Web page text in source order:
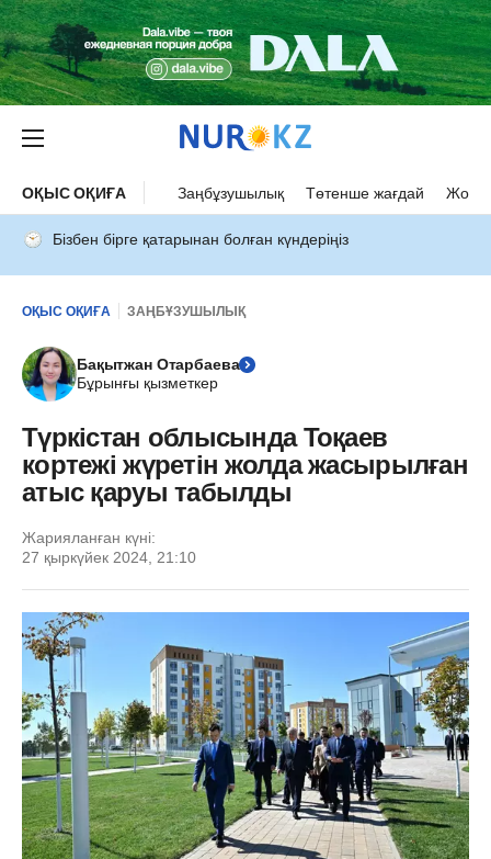
ОҚЫС ОҚИҒА Заңбұзушылық Төтенше жағдай Жол
Бізбен бірге қатарынан болған күндеріңіз
ОҚЫС ОҚИҒА ЗАҢБҰЗУШЫЛЫҚ
Бақытжан Отарбаева
Бұрынғы қызметкер
Түркістан облысында Тоқаев
кортежі жүретін жолда жасырылған
атыс қаруы табылды
Жарияланған күні:
27 қыркүйек 2024, 21:10